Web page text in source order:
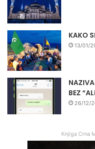
KAKO
13/01/
BEZ
26/12/
Knjiga Crna